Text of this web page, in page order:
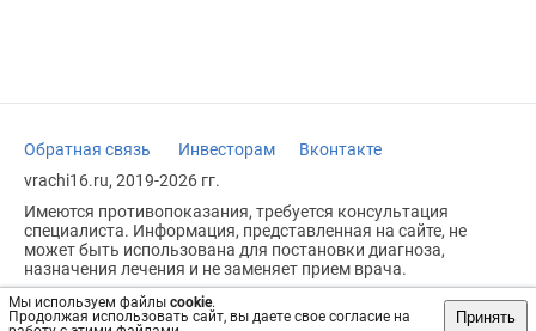
Мы используем файлы cookie.
Продолжая использовать сайт, вы даете свое согласие на
Принять
Обратная связь Инвесторам
Вконтакте
vrachi16.ru, 2019-2026 гг.
Имеются противопоказания, требуется консультация
специалиста. Информация, представленная на сайте, не
может быть использована для постановки диагноза,
назначения лечения и не заменяет прием врача.
Возрастное ограничение: 18+